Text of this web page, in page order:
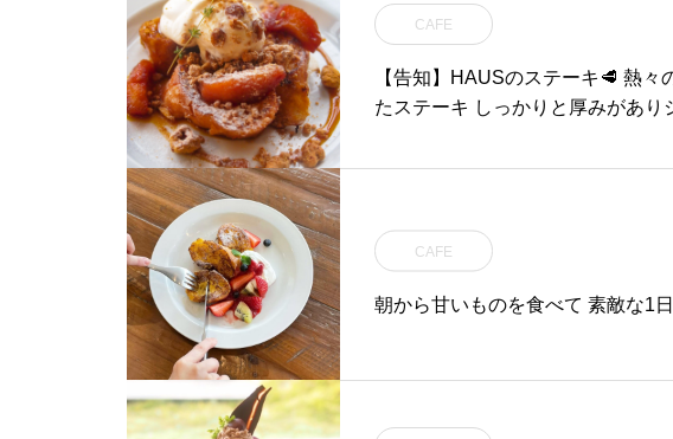
CAFE
【告知】HAUSのステーキ🥩 熱
たステーキ しっかりと厚みがあり
CAFE
朝から甘いものを食べて 素敵な1